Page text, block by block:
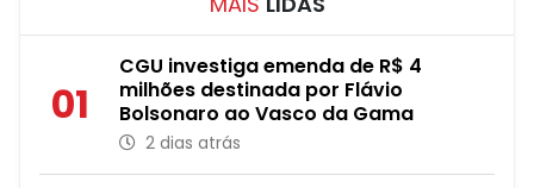
01
CGU investiga emenda de R$ 4
milhões destinada por Flávio
Bolsonaro ao Vasco da Gama
2 dias atrás